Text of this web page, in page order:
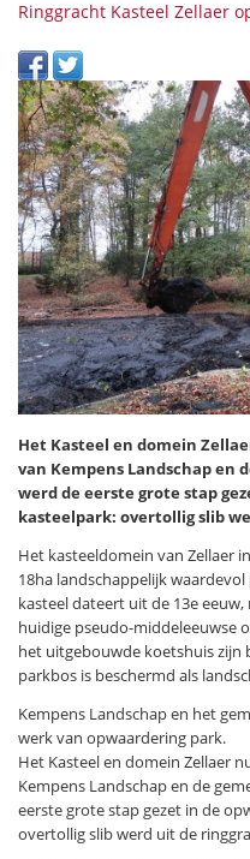
Ringgracht Kasteel Zellaer
Het Kasteel en domein
van Kempens Landschap en
werd de eerste grote stap
kasteelpark: overtollig slib
Het kasteeldomein van Zellaer
18ha landschappelijk
kasteel dateert uit de 13e
huidige pseudo-middeleeuwse
het uitgebouwde koetshuis zijn
parkbos is beschermd als
Kempens Landschap en het
werk van opwaardering park.
Het Kasteel en domein Zellaer
Kempens Landschap en de
eerste grote stap gezet in de
overtollig slib werd uit de